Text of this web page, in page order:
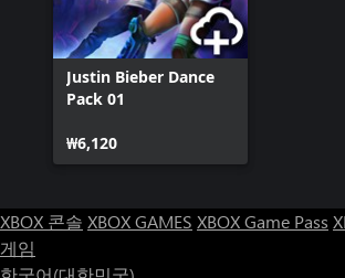
Justin Bieber Dance
Pack 01
₩6,120
XBOX 콘솔 XBOX GAMES XBOX Game Pass
게임